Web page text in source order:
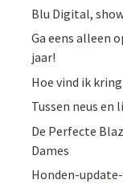
Blu Digital,
Ga eens alleen
jaar!
Hoe vind ik
Tussen neus
De Perfecte
Dames
Honden-